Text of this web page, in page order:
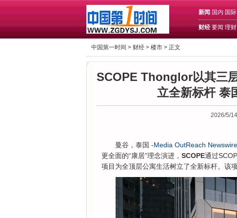
新闻 国内 国际
财经 要闻 理财
中国第一时间 > 财经 > 楼市 > 正文
SCOPE Thonglor以其三
立全新标杆 泰
2026/5/
曼谷，泰国 -Media OutReach Newswire
更全面的“康居”理念演进， SCOPE通过
项目为全顶层公寓生活树立了全新标杆。该